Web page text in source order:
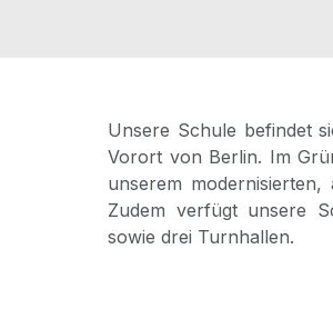
Unse­re Schu­le befin­det
Vor­ort von Ber­lin. Im
unse­rem moder­ni­sier­ten,
Zudem ver­fügt unse­re
sowie drei Turnhallen.